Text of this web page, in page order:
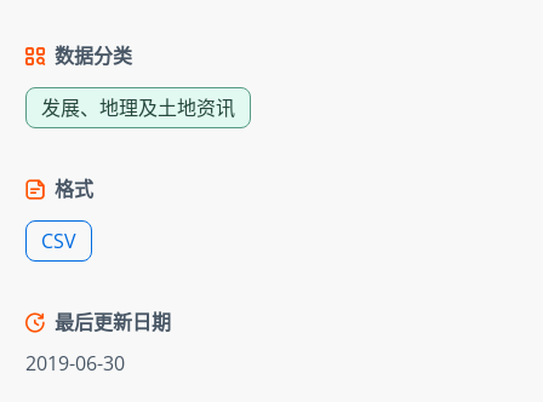
数据分类
发展、地理及土地资讯
格式
CSV
最后更新日期
2019-06-30